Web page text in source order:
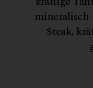
Steak,